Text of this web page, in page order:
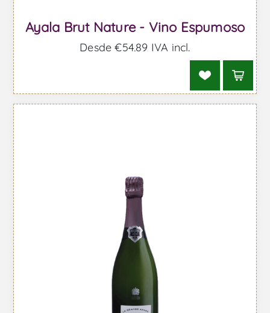
Ayala Brut Nature - Vino Espumoso
Desde €54,89 IVA incl.